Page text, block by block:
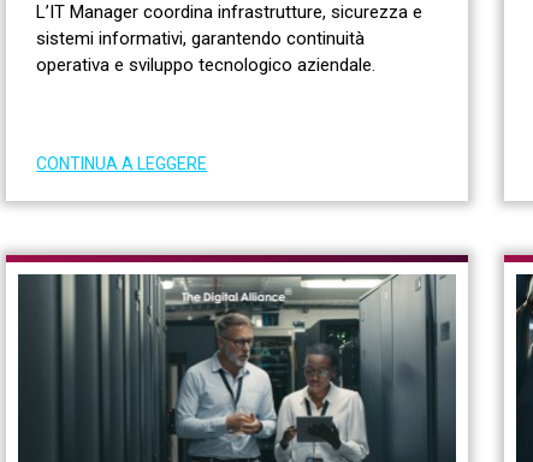
L’IT Manager coordina infrastrutture, sicurezza e
sistemi informativi, garantendo continuità
operativa e sviluppo tecnologico aziendale.
CONTINUA A LEGGERE